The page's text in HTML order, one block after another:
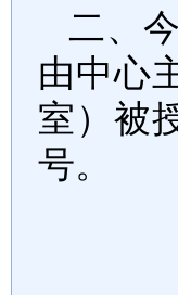
二、
由中心
室）被
号。